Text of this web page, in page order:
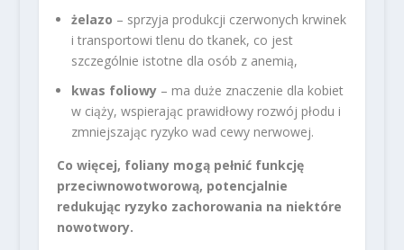
żelazo – sprzyja produkcji czerwonych krwinek
i transportowi tlenu do tkanek, co jest
szczególnie istotne dla osób z anemią,
kwas foliowy– ma duże znaczenie dla kobiet
w ciąży, wspierając prawidłowy rozwój płodu i
zmniejszając ryzyko wad cewy nerwowej.
Co więcej, foliany mogą pełnić funkcję
przeciwnowotworową, potencjalnie
redukując ryzyko zachorowania na niektóre
nowotwory.